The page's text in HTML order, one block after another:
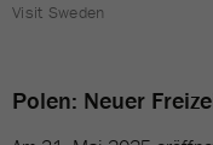
Visit Sweden
Polen: Neuer